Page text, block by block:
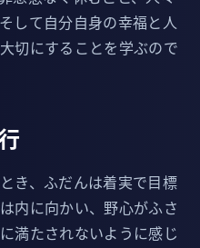
して自分自身の幸福と人
切にすることを学ぶので
き、ふだんは着実で目標
内に向かい、野心がふさ
満たされないように感じ